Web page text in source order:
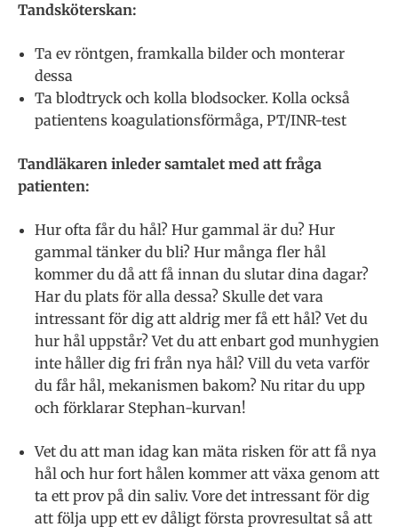
Tandsköterskan:
Ta ev röntgen, framkalla bilder och monterar
dessa
Ta blodtryck och kolla blodsocker. Kolla också
patientens koagulationsförmåga, PT/INR-test
Tandläkaren inleder samtalet med att fråga
patienten:
Hur ofta får du hål? Hur gammal är du? Hur
gammal tänker du bli? Hur många fler hål
kommer du då att få innan du slutar dina dagar?
Har du plats för alla dessa? Skulle det vara
intressant för dig att aldrig mer få ett hål? Vet du
hur hål uppstår? Vet du att enbart god munhygien
inte håller dig fri från nya hål? Vill du veta varför
du får hål, mekanismen bakom? Nu ritar du upp
och förklarar Stephan-kurvan!
Vet du att man idag kan mäta risken för att få nya
hål och hur fort hålen kommer att växa genom att
ta ett prov på din saliv. Vore det intressant för dig
att följa upp ett ev dåligt första provresultat så att